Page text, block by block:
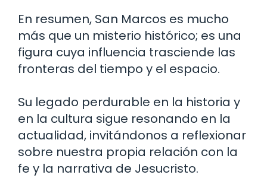
En resumen, San Marcos es mucho
más que un misterio histórico; es una
figura cuya influencia trasciende las
fronteras del tiempo y el espacio.
Su legado perdurable en la historia y
en la cultura sigue resonando en la
actualidad, invitándonos a reflexionar
sobre nuestra propia relación con la
fe y la narrativa de Jesucristo.